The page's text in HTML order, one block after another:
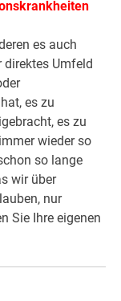
es auch
direktes Umfeld
es zu
es zu
wieder so
so lange
wir über
nur
Sie Ihre eigenen